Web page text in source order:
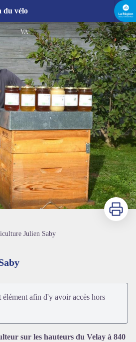
du vélo
VA
Imprimer
Julien Saby
élément afin d'y avoir accès hors
sur les hauteurs du Velay à 840